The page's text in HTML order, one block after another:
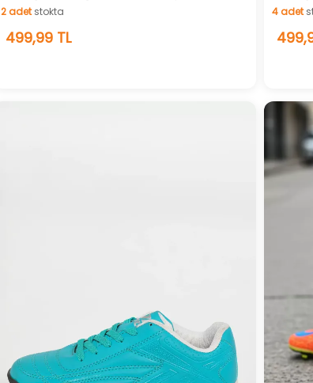
2adetstokta
adetstokta
499,99 TL
4adet
adet